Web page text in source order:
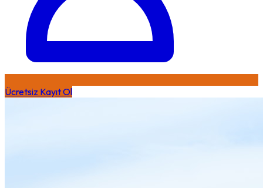
Ücretsiz Kayıt Ol